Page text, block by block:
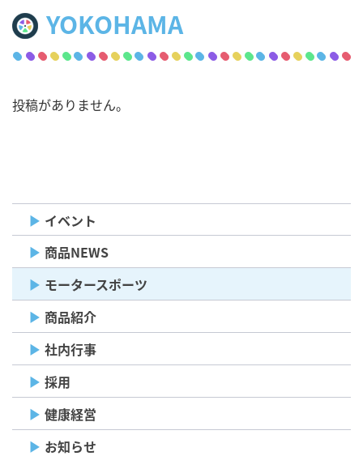
YOKOHAMA
投稿がありません。
イベント
商品NEWS
モータースポーツ
商品紹介
社内行事
採用
健康経営
お知らせ